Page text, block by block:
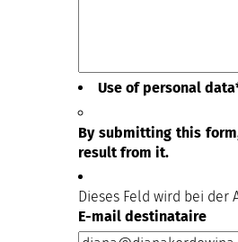
Use of personal data
By submitting this
result from it.
Dieses Feld wird bei der
E-mail destinataire